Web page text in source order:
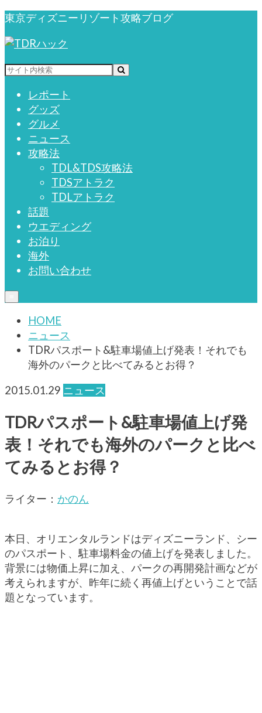
東京ディズニーリゾート攻略ブログ
レポート
グッズ
グルメ
ニュース
攻略法
TDL&TDS攻略法
TDSアトラク
TDLアトラク
話題
ウエディング
お泊り
海外
お問い合わせ
HOME
ニュース
TDRパスポート&駐車場値上げ発表！それでも
海外のパークと比べてみるとお得？
2015.01.29 ニュース
TDRパスポート&駐車場値上げ発
表！それでも海外のパークと比べ
てみるとお得？
ライター： かのん
本日、オリエンタルランドはディズニーランド、シー
のパスポート、駐車場料金の値上げを発表しました。
背景には物価上昇に加え、パークの再開発計画などが
考えられますが、昨年に続く再値上げということで話
題となっています。